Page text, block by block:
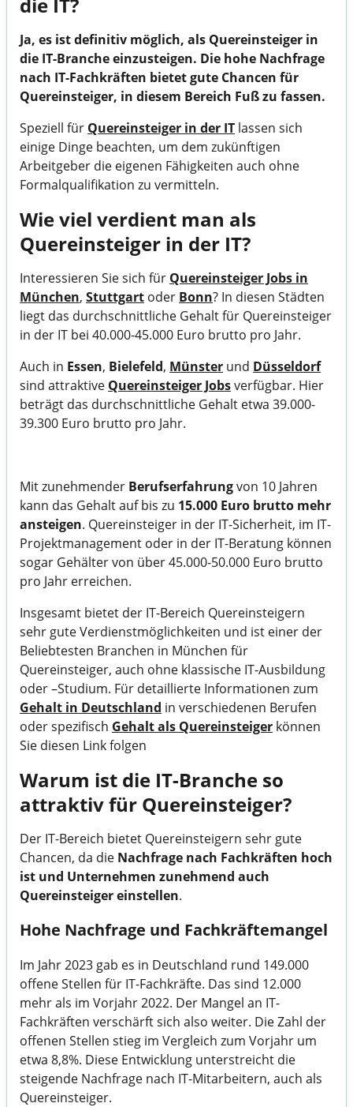
Ja, es ist definitiv möglich, als Quereinsteiger in
die IT-Branche einzusteigen. Die hohe Nachfrage
nach IT-Fachkräften bietet gute Chancen für
Quereinsteiger, in diesem Bereich Fuß zu fassen.
Speziell für Quereinsteiger in der IT lassen sich
einige Dinge beachten, um dem zukünftigen
Arbeitgeber die eigenen Fähigkeiten auch ohne
Formalqualifikation zu vermitteln.
Wie viel verdient man als
Quereinsteiger in der IT?
Interessieren Sie sich für Quereinsteiger Jobs in
München, Stuttgart oder Bonn? In diesen Städten
liegt das durchschnittliche Gehalt für Quereinsteiger
in der IT bei 40.000-45.000 Euro brutto pro Jahr.
Auch in Essen, Bielefeld, Münster und Düsseldorf
sind attraktive Quereinsteiger Jobsverfügbar. Hier
beträgt das durchschnittliche Gehalt etwa 39.000-
39.300 Euro brutto pro Jahr.
Mit zunehmender Berufserfahrungvon 10 Jahren
kann das Gehalt auf bis zu 15.000 Euro brutto mehr
ansteigen. Quereinsteiger in der IT-Sicherheit, im IT-
Projektmanagement oder in der IT-Beratung können
sogar Gehälter von über 45.000-50.000 Euro brutto
pro Jahr erreichen.
Insgesamt bietet der IT-Bereich Quereinsteigern
sehr gute Verdienstmöglichkeiten und ist einer der
Beliebtesten Branchen in München für
Quereinsteiger, auch ohne klassische IT-Ausbildung
oder –Studium. Für detaillierte Informationen zum
Gehalt in Deutschland in verschiedenen Berufen
oder spezifisch Gehalt als Quereinsteiger können
Sie diesen Link folgen
Warum ist die IT-Branche so
attraktiv für Quereinsteiger?
Der IT-Bereich bietet Quereinsteigern sehr gute
Chancen, da die Nachfrage nach Fachkräften hoch
ist und Unternehmen zunehmend auch
Quereinsteiger einstellen.
Hohe Nachfrage und Fachkräftemangel
Im Jahr 2023 gab es in Deutschland rund 149.000
offene Stellen für IT-Fachkräfte. Das sind 12.000
mehr als im Vorjahr 2022. Der Mangel an IT-
Fachkräften verschärft sich also weiter. Die Zahl der
offenen Stellen stieg im Vergleich zum Vorjahr um
etwa 8,8%. Diese Entwicklung unterstreicht die
steigende Nachfrage nach IT-Mitarbeitern, auch als
Quereinsteiger.